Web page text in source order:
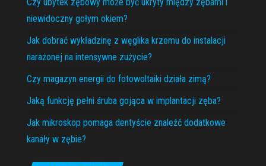
niewidoczny gołym okiem?
Jak dobrać wykładzinę z węglika krzemu do instalacji
narażonej na intensywne zużycie?
Czy magazyn energii do fotowoltaiki działa zimą?
Jaką funkcję pełni śruba gojąca w implantacji zęba?
Jak mikroskop pomaga dentyście znaleźć dodatkowe
kanały w zębie?